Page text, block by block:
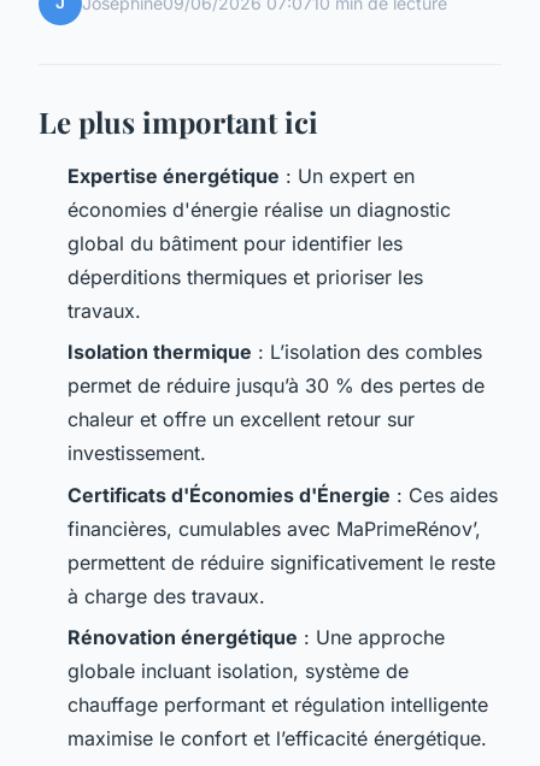
Le plus important ici
Expertise énergétique : Un expert en
économies d'énergie réalise un diagnostic
global du bâtiment pour identifier les
déperditions thermiques et prioriser les
travaux.
Isolation thermique : L’isolation des combles
permet de réduire jusqu’à 30 % des pertes de
chaleur et offre un excellent retour sur
investissement.
Certificats d'Économies d'Énergie : Ces aides
financières, cumulables avec MaPrimeRénov’,
permettent de réduire significativement le reste
à charge des travaux.
Rénovation énergétique : Une approche
globale incluant isolation, système de
chauffage performant et régulation intelligente
maximise le confort et l’efficacité énergétique.